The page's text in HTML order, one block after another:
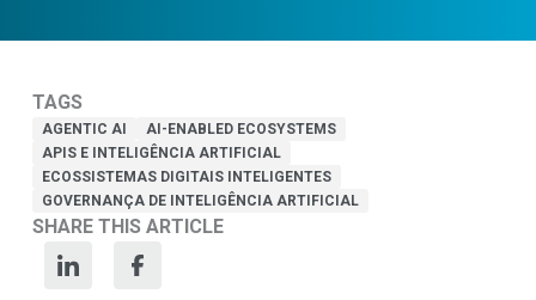
TAGS
AGENTIC AI
AI-ENABLED ECOSYSTEMS
APIS E INTELIGÊNCIA ARTIFICIAL
ECOSSISTEMAS DIGITAIS INTELIGENTES
GOVERNANÇA DE INTELIGÊNCIA ARTIFICIAL
SHARE THIS ARTICLE